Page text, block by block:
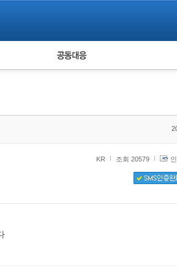
피해자 공동대응
KR 조회 20579